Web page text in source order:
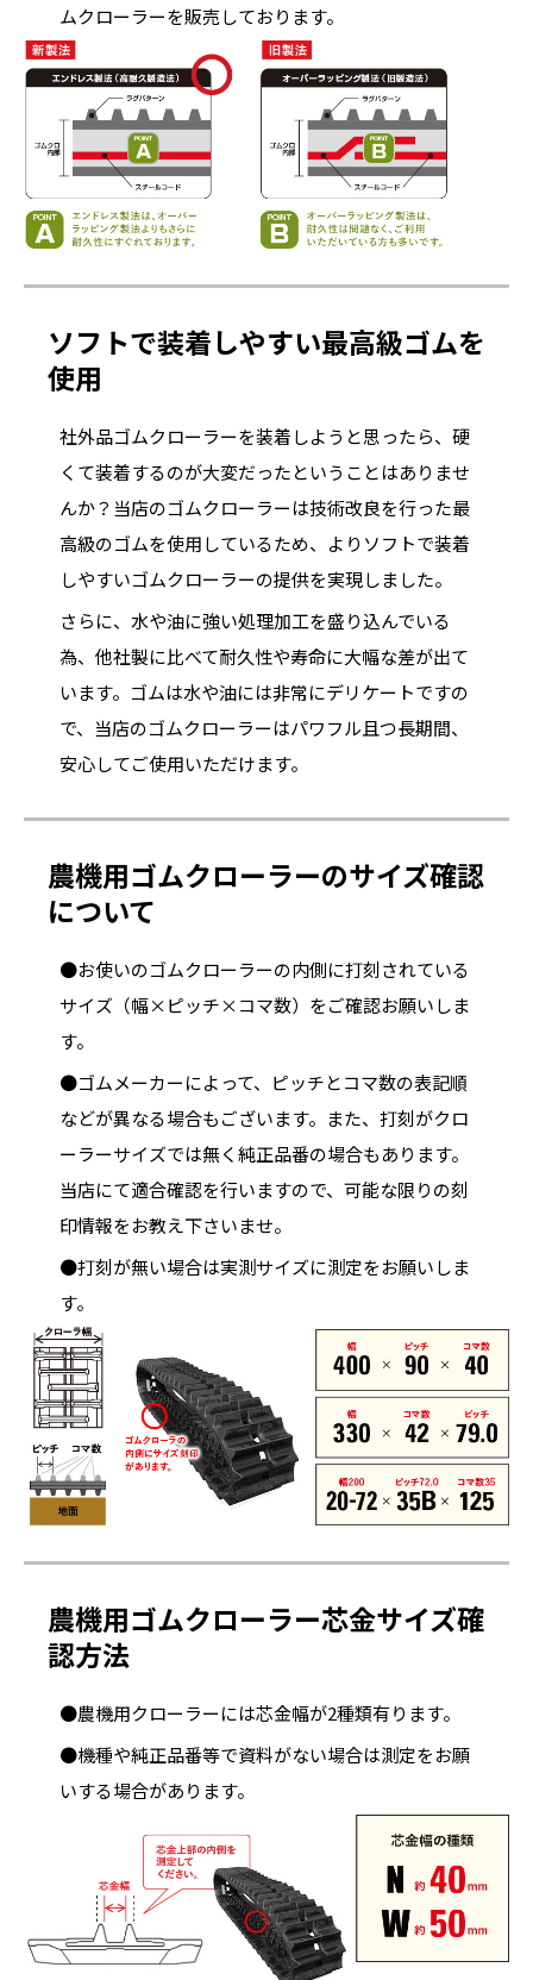
ムクローラーを販売しております。
ソフトで装着しやすい最高級ゴムを
使用
社外品ゴムクローラーを装着しようと思ったら、硬
くて装着するのが大変だったということはありませ
んか？当店のゴムクローラーは技術改良を行った最
高級のゴムを使用しているため、よりソフトで装着
しやすいゴムクローラーの提供を実現しました。
さらに、水や油に強い処理加工を盛り込んでいる
為、他社製に比べて耐久性や寿命に大幅な差が出て
います。ゴムは水や油には非常にデリケートですの
で、当店のゴムクローラーはパワフル且つ長期間、
安心してご使用いただけます。
農機用ゴムクローラーのサイズ確認
について
●お使いのゴムクローラーの内側に打刻されている
サイズ（幅×ピッチ×コマ数）をご確認お願いしま
す。
●ゴムメーカーによって、ピッチとコマ数の表記順
などが異なる場合もございます。また、打刻がクロ
ーラーサイズでは無く純正品番の場合もあります。
当店にて適合確認を行いますので、可能な限りの刻
印情報をお教え下さいませ。
●打刻が無い場合は実測サイズに測定をお願いしま
す。
農機用ゴムクローラー芯金サイズ確
認方法
●農機用クローラーには芯金幅が2種類有ります。
●機種や純正品番等で資料がない場合は測定をお願
いする場合があります。